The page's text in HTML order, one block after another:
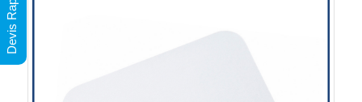
Devis Rapide